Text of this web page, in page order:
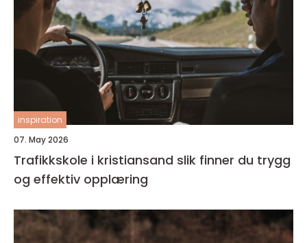
inspiration
07. May 2026
Trafikkskole i kristiansand slik finner du trygg
og effektiv opplæring